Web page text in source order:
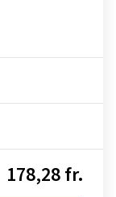
178,28 fr.